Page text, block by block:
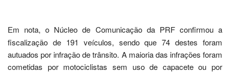
Em nota, o Núcleo de Comunicação da PRF confirmou a
fiscalização de 191 veículos, sendo que 74 destes foram
autuados por infração de trânsito. A maioria das infrações foram
cometidas por motociclistas sem uso de capacete ou por